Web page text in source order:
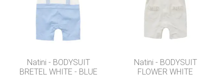
Natini - BODYSUIT
BRETEL WHITE - BLUE
Natini - BODYSUIT
FLOWER WHITE